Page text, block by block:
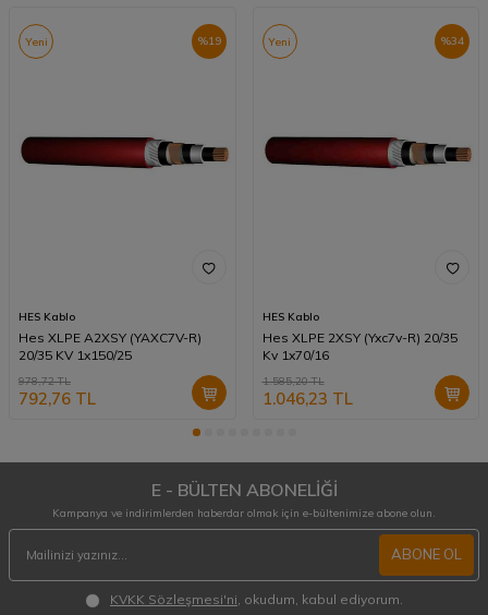
%19
Yeni
HES Kablo
Hes XLPE A2XSY (YAXC7V-R)
20/35 KV 1x150/25
978,72TL
792,76 TL
%34
Yeni
HES Kablo
Hes XLPE 2XSY (Yxc7v-R) 20/35
Kv 1x70/16
1.585,20TL
1.046,23 TL
E - BÜLTEN ABONELİĞİ
Kampanya ve indirimlerden haberdar olmak için e-bültenimize abone olun.
ABONE OL
KVKK Sözleşmesi'ni , okudum, kabul ediyorum.